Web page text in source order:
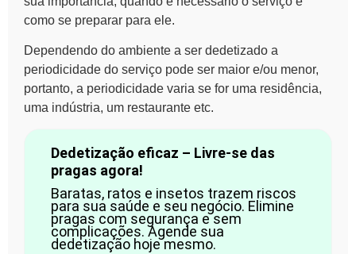
como se preparar para ele.
Dependendo do ambiente a ser dedetizado a
periodicidade do serviço pode ser maior e/ou menor,
portanto, a periodicidade varia se for uma residência,
uma indústria, um restaurante etc.
Dedetização eficaz – Livre-se das
pragas agora!
Baratas, ratos e insetos trazem riscos
para sua saúde e seu negócio. Elimine
pragas com segurança e sem
complicações. Agende sua
dedetização hoje mesmo.